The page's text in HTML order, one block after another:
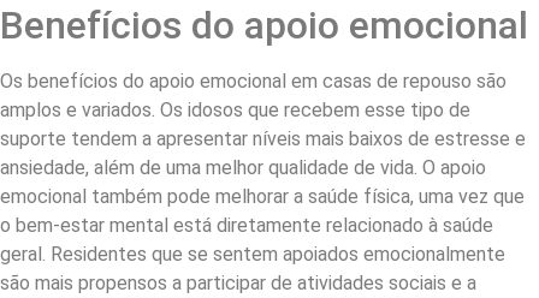
Benefícios do apoio emocional
Os benefícios do apoio emocional em casas de repouso são
amplos e variados. Os idosos que recebem esse tipo de
suporte tendem a apresentar níveis mais baixos de estresse e
ansiedade, além de uma melhor qualidade de vida. O apoio
emocional também pode melhorar a saúde física, uma vez que
o bem-estar mental está diretamente relacionado à saúde
geral. Residentes que se sentem apoiados emocionalmente
são mais propensos a participar de atividades sociais e a